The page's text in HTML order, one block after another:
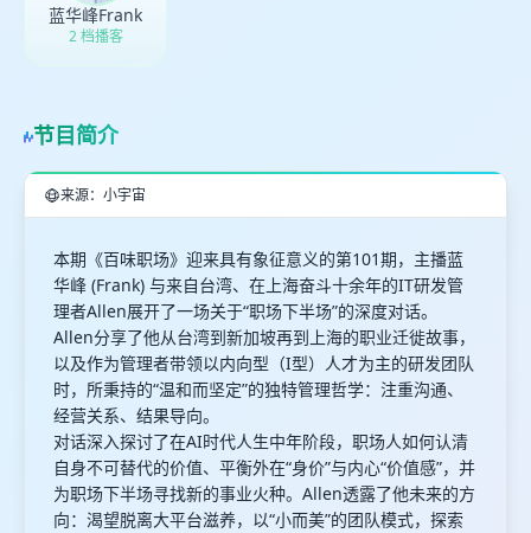
蓝华峰Frank
2 档播客
节目简介
来源：小宇宙
本期《百味职场》迎来具有象征意义的第101期，主播蓝
华峰 (Frank) 与来自台湾、在上海奋斗十余年的IT研发管
理者Allen展开了一场关于“职场下半场”的深度对话。
Allen分享了他从台湾到新加坡再到上海的职业迁徙故事，
以及作为管理者带领以内向型（I型）人才为主的研发团队
时，所秉持的“温和而坚定”的独特管理哲学：注重沟通、
经营关系、结果导向。
对话深入探讨了在AI时代人生中年阶段，职场人如何认清
自身不可替代的价值、平衡外在“身价”与内心“价值感”，并
为职场下半场寻找新的事业火种。Allen透露了他未来的方
向：渴望脱离大平台滋养，以“小而美”的团队模式，探索